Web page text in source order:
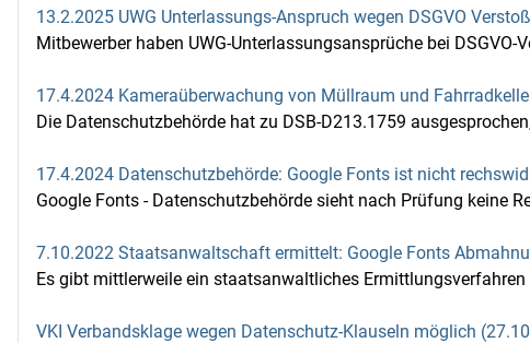
13.2.2025 UWG Unterlassungs-Anspruch wegen DSGVO
Mitbewerber haben UWG-Unterlassungsansprüche bei DSGVO-
17.4.2024 Kameraüberwachung von Müllraum und
Die Datenschutzbehörde hat zu DSB-D213.1759
17.4.2024 Datenschutzbehörde: Google Fonts ist nicht
Google Fonts - Datenschutzbehörde sieht nach Prüfung keine
7.10.2022 Staatsanwaltschaft ermittelt: Google Fonts
Es gibt mittlerweile ein staatsanwaltliches
VKI Verbandsklage wegen Datenschutz-Klauseln möglich